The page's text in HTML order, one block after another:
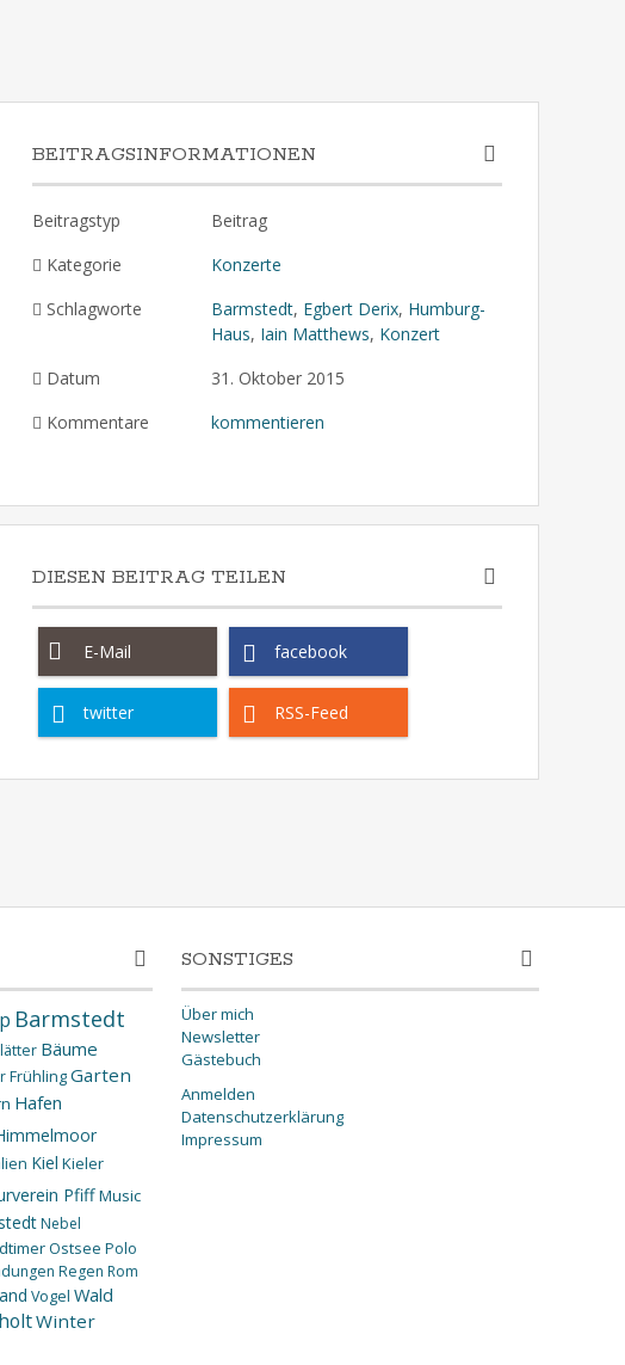
BEITRAGSINFORMATIONEN
Beitragstyp
Beitrag
Kategorie
Konzerte
Schlagworte
Barmstedt, Egbert Derix, Humburg-
Haus, Iain Matthews, Konzert
Datum
31. Oktober 2015
Kommentare
kommentieren
DIESEN BEITRAG TEILEN
E-Mail facebook
twitter RSS-Feed
Barmstedt
Bäume
FrühlingGarten
Hafen
Kiel Kieler
PfiffMusic
Nebel
Ostsee Polo
Regen Rom
Vogel Wald
Winter
SONSTIGES
Über mich
Newsletter
Gästebuch
Anmelden
Datenschutzerklärung
Impressum